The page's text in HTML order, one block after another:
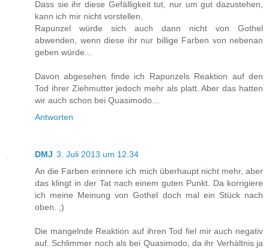
Dass sie ihr diese Gefälligkeit tut, nur um gut dazustehen,
kann ich mir nicht vorstellen.
Rapunzel würde sich auch dann nicht von Gothel
abwenden, wenn diese ihr nur billige Farben von nebenan
geben würde...
Davon abgesehen finde ich Rapunzels Reaktion auf den
Tod ihrer Ziehmutter jedoch mehr als platt. Aber das hatten
wir auch schon bei Quasimodo...
Antworten
DMJ 3. Juli 2013 um 12:34
An die Farben erinnere ich mich überhaupt nicht mehr, aber
das klingt in der Tat nach einem guten Punkt. Da korrigiere
ich meine Meinung von Gothel doch mal ein Stück nach
oben. ;)
Die mangelnde Reaktion auf ihren Tod fiel mir auch negativ
auf. Schlimmer noch als bei Quasimodo, da ihr Verhältnis ja